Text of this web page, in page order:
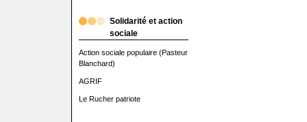
Solidarité et action
sociale
Action sociale populaire (Pasteur
Blanchard)
AGRIF
Le Rucher patriote